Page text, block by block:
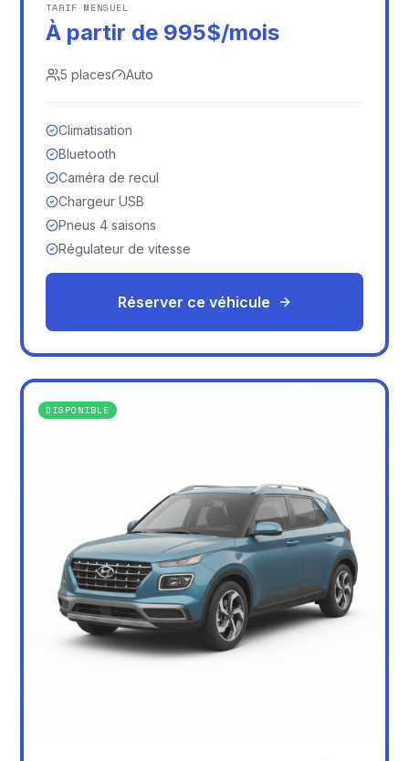
TARIF MENSUEL
À partir de 995$/mois
5 places Auto
Climatisation
Bluetooth
Caméra de recul
Chargeur USB
Pneus 4 saisons
Régulateur de vitesse
Réserver ce véhicule
DISPONIBLE